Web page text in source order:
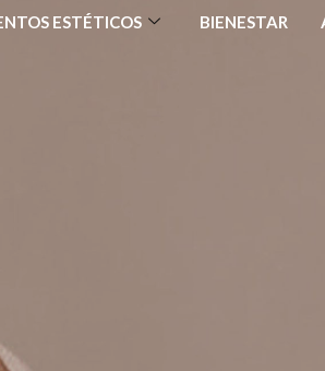
ESTÉTICOS BIENESTAR